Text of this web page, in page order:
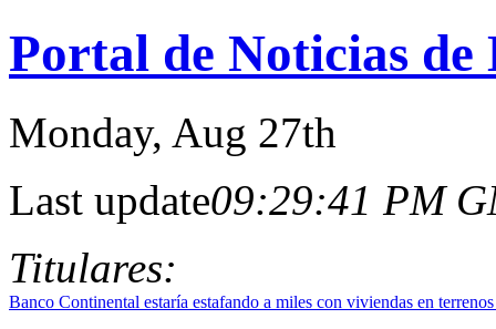
Portal de Noticias
Monday, Aug 27th
Last update09:29:41 PM
Titulares:
Banco Continental estaría estafando a miles con viviendas en